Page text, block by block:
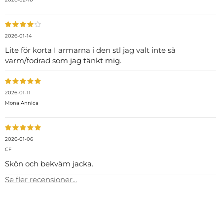
2026-01-14
Lite för korta I armarna i den stl jag valt inte så
varm/fodrad som jag tänkt mig.
2026-01-11
Mona Annica
2026-01-06
CF
Skön och bekväm jacka.
Se fler recensioner...